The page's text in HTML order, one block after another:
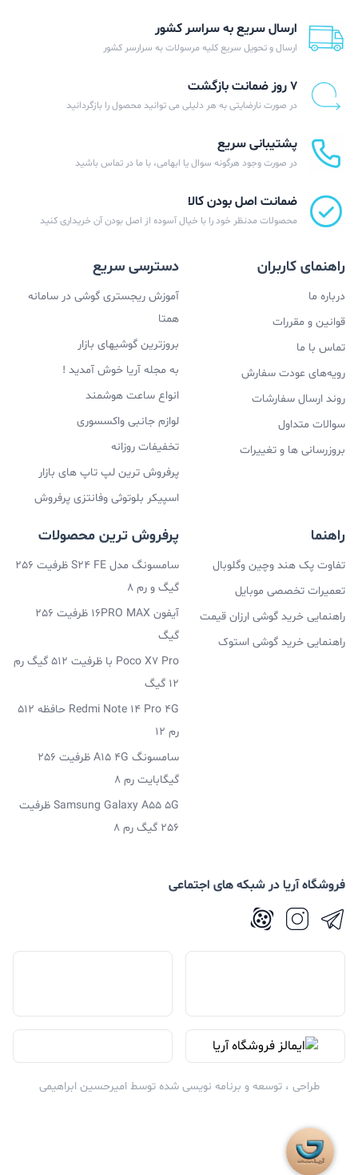
ارسال سریع به سراسر کشور
ارسال و تحویل سریع کلیه مرسولات به سرارسر کشور
۷ روز ضمانت بازگشت
در صورت نارضایتی به هر دلیلی می توانید محصول را بازگردانید
پشتیبانی سریع
در صورت وجود هرگونه سوال یا ابهامی، با ما در تماس باشید
ضمانت اصل بودن کالا
محصولات مدنظر خود را با خیال آسوده از اصل بودن آن خریداری کنید
راهنمای کاربران
درباره ما
قوانین و مقررات
تماس با ما
رویه‌های عودت سفارش
روند ارسال سفارشات
سوالات متداول
بروزرسانی ها و تغییرات
دسترسی سریع
آموزش ریجستری گوشی در سامانه
همتا
بروزترین گوشیهای بازار
به مجله آریا خوش آمدید !
انواع ساعت هوشمند
لوازم جانبی واکسسوری
تخفیفات روزانه
پرفروش ترین لپ تاپ های بازار
اسپیکر بلوتوثی وفانتزی پرفروش
راهنما
تفاوت پک هند وچین وگلوبال
تعمیرات تخصصی موبایل
راهنمایی خرید گوشی ارزان قیمت
راهنمایی خرید گوشی استوک
پرفروش ترین محصولات
سامسونگ مدل S24 FE ظرفیت 256
گیگ و رم 8
آیفون 16PRO MAX ظرفیت 256
گیگ
Poco X7 Pro با ظرفیت 512 گیگ رم
12 گیگ
Redmi Note 14 Pro 4G حافظه 512
رم 12
سامسونگ A15 4G ظرفیت 256
گیگابایت رم 8
Samsung Galaxy A55 5G ظرفیت
256 گیگ رم 8
فروشگاه آریا در شبکه های اجتماعی
طراحی ، توسعه و برنامه نویسی شده توسط امیرحسین ابراهیمی